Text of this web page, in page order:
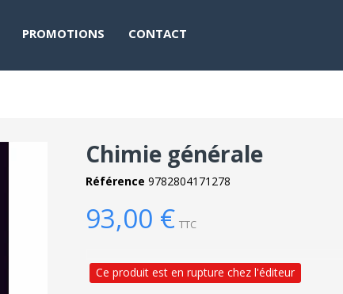
PROMOTIONS CONTACT
Chimie générale
Référence 9782804171278
93,00 € TTC
Ce produit est en rupture chez l'éditeur